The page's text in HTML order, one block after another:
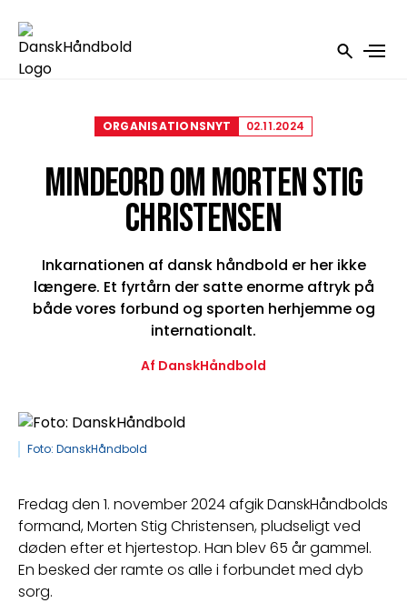
ORGANISATIONSNYT 02.11.2024
MINDEORD OM MORTEN STIG
CHRISTENSEN
Inkarnationen af dansk håndbold er her ikke
længere. Et fyrtårn der satte enorme aftryk på
både vores forbund og sporten herhjemme og
internationalt.
Af DanskHåndbold
Foto: DanskHåndbold
Fredag den 1. november 2024 afgik DanskHåndbolds
formand, Morten Stig Christensen, pludseligt ved
døden efter et hjertestop. Han blev 65 år gammel.
En besked der ramte os alle i forbundet med dyb
sorg.